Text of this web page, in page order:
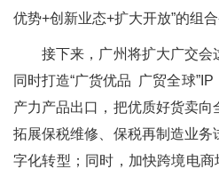
优势+创新业态+扩大开放”的组合
接下来，广州将扩大广交会
同时打造“广货优品 广贸全球
产力产品出口，把优质好货卖向
拓展保税维修、保税再制造业务
字化转型；同时，加快跨境电